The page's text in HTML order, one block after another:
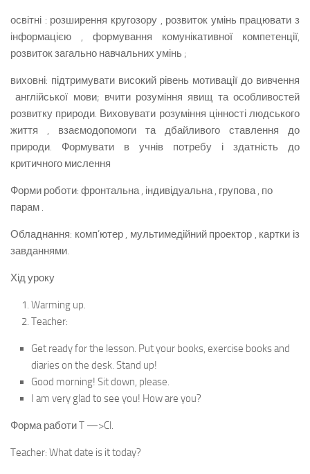
освітні : розширення кругозору , розвиток умінь працювати з
інформацією , формування комунікативної компетенції,
розвиток загально навчальних умінь ;
виховні: підтримувати високий рівень мотивації до вивчення
англійської мови; вчити розуміння явищ та особливостей
розвитку природи. Виховувати розуміння цінності людського
життя , взаємодопомоги та дбайливого ставлення до
природи. Формувати в учнів потребу і здатність до
критичного мислення
Форми роботи: фронтальна , індивідуальна , групова , по
парам .
Обладнання: комп’ютер , мультимедійний проектор , картки із
завданнями.
Хід уроку
Warming up.
Teacher:
Get ready for the lesson. Put your books, exercise books and
diaries on the desk. Stand up!
Good morning! Sit down, please.
I am very glad to see you! How are you?
Форма работи T —>Cl.
Teacher: What date is it today?